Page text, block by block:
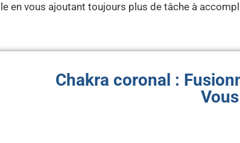
en vous ajoutant toujours plus de tâche à
Chakra coronal :
Vous